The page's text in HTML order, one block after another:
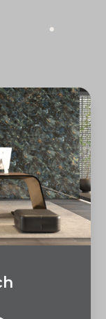
h
NHẬP